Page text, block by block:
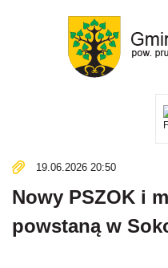
19.06.2026 20:50
Nowy PSZOK i
powstaną w